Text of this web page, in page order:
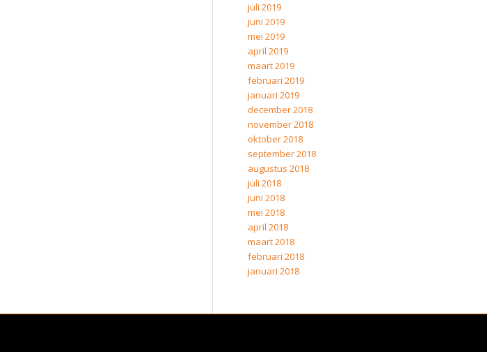
juli 2019
juni 2019
mei 2019
april 2019
maart 2019
februari 2019
januari 2019
december 2018
november 2018
oktober 2018
september 2018
augustus 2018
juli 2018
juni 2018
mei 2018
april 2018
maart 2018
februari 2018
januari 2018